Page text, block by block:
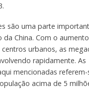
são uma parte
da China. Com o
urbanos, as
rapidamente. As
mencionadas referem-
acima de 5